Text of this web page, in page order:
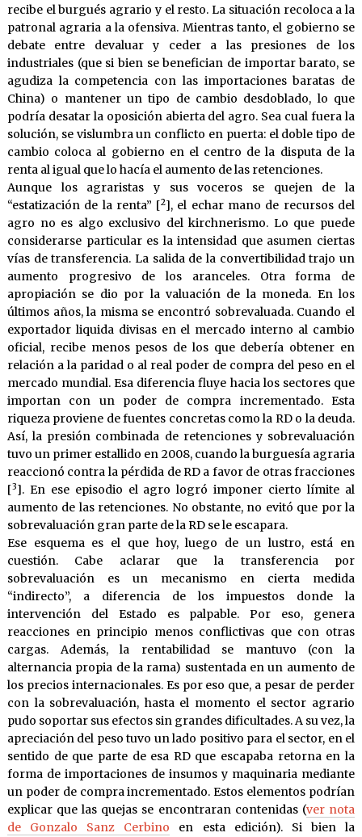
recibe el burgués agrario y el resto. La situación recoloca a la
patronal agraria a la ofensiva. Mientras tanto, el gobierno se
debate entre devaluar y ceder a las presiones de los
industriales (que si bien se benefician de importar barato, se
agudiza la competencia con las importaciones baratas de
China) o mantener un tipo de cambio desdoblado, lo que
podría desatar la oposición abierta del agro. Sea cual fuera la
solución, se vislumbra un conflicto en puerta: el doble tipo de
cambio coloca al gobierno en el centro de la disputa de la
renta al igual que lo hacía el aumento de las retenciones.
Aunque los agraristas y sus voceros se quejen de la
“estatización de la renta” [2], el echar mano de recursos del
agro no es algo exclusivo del kirchnerismo. Lo que puede
considerarse particular es la intensidad que asumen ciertas
vías de transferencia. La salida de la convertibilidad trajo un
aumento progresivo de los aranceles. Otra forma de
apropiación se dio por la valuación de la moneda. En los
últimos años, la misma se encontró sobrevaluada. Cuando el
exportador liquida divisas en el mercado interno al cambio
oficial, recibe menos pesos de los que debería obtener en
relación a la paridad o al real poder de compra del peso en el
mercado mundial. Esa diferencia fluye hacia los sectores que
importan con un poder de compra incrementado. Esta
riqueza proviene de fuentes concretas como la RD o la deuda.
Así, la presión combinada de retenciones y sobrevaluación
tuvo un primer estallido en 2008, cuando la burguesía agraria
reaccionó contra la pérdida de RD a favor de otras fracciones
[3]. En ese episodio el agro logró imponer cierto límite al
aumento de las retenciones. No obstante, no evitó que por la
sobrevaluación gran parte de la RD se le escapara.
Ese esquema es el que hoy, luego de un lustro, está en
cuestión. Cabe aclarar que la transferencia por
sobrevaluación es un mecanismo en cierta medida
“indirecto”, a diferencia de los impuestos donde la
intervención del Estado es palpable. Por eso, genera
reacciones en principio menos conflictivas que con otras
cargas. Además, la rentabilidad se mantuvo (con la
alternancia propia de la rama) sustentada en un aumento de
los precios internacionales. Es por eso que, a pesar de perder
con la sobrevaluación, hasta el momento el sector agrario
pudo soportar sus efectos sin grandes dificultades. A su vez, la
apreciación del peso tuvo un lado positivo para el sector, en el
sentido de que parte de esa RD que escapaba retorna en la
forma de importaciones de insumos y maquinaria mediante
un poder de compra incrementado. Estos elementos podrían
explicar que las quejas se encontraran contenidas (ver nota
de Gonzalo Sanz Cerbino en esta edición). Si bien la